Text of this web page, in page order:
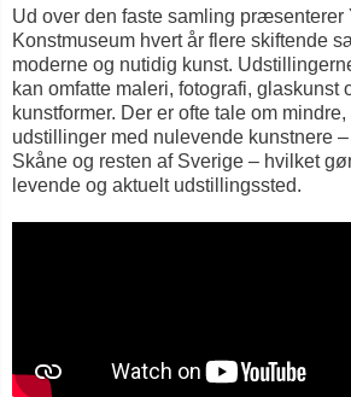
Ud over den faste samling præsenterer
Konstmuseum hvert år flere skiftende
moderne og nutidig kunst.
kan omfatte maleri, fotografi, glaskunst
kunstformer. Der er ofte tale om
udstillinger med nulevende kunstnere
Skåne og resten af Sverige – hvilket
levende og aktuelt udstillingssted.